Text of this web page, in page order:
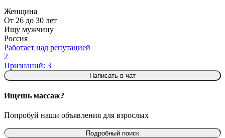
Женщина
От 26 до 30 лет
Ищу мужчину
Россия
Работает над репутацией
2
Признаний: 3
Написать в чат
Ищешь массаж?
Попробуй наши объявления для взрослых
Подробный поиск